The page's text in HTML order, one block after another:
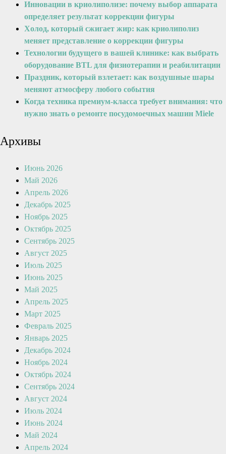
Инновации в криолиполизе: почему выбор аппарата
определяет результат коррекции фигуры
Холод, который сжигает жир: как криолиполиз
меняет представление о коррекции фигуры
Технологии будущего в вашей клинике: как выбрать
оборудование BTL для физиотерапии и реабилитации
Праздник, который взлетает: как воздушные шары
меняют атмосферу любого события
Когда техника премиум-класса требует внимания: что
нужно знать о ремонте посудомоечных машин Miele
Архивы
Июнь 2026
Май 2026
Апрель 2026
Декабрь 2025
Ноябрь 2025
Октябрь 2025
Сентябрь 2025
Август 2025
Июль 2025
Июнь 2025
Май 2025
Апрель 2025
Март 2025
Февраль 2025
Январь 2025
Декабрь 2024
Ноябрь 2024
Октябрь 2024
Сентябрь 2024
Август 2024
Июль 2024
Июнь 2024
Май 2024
Апрель 2024